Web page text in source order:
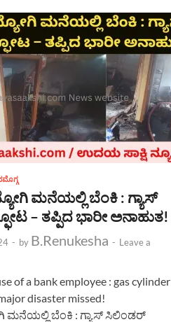
ಮನೆಯಲ್ಲಿ ಬೆಂಕಿ : ಗ್ಯಾಸ್
– ತಪ್ಪಿದ ಭಾರೀ ಅನಾಹುತ!
- by B.Renukesha - Leave a
of a bank employee : gas cylinder
disaster missed!
ಮನೆಯಲ್ಲಿ ಬೆಂಕಿ : ಗ್ಯಾಸ್ ಸಿಲಿಂಡರ್